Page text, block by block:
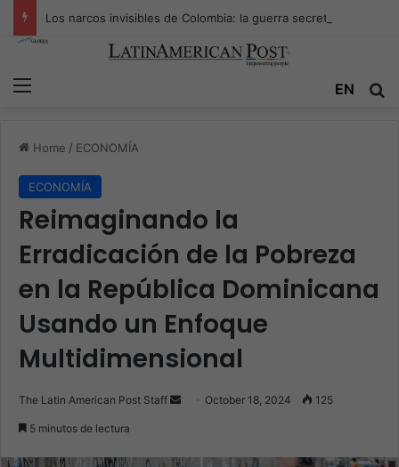
Menu EN
Home / ECONOMÍA
ECONOMÍA
Reimaginando la
Erradicación de la Pobreza
en la República Dominicana
Usando un Enfoque
Multidimensional
The Latin American Post Staff
Send October 18, 2024 125
5 minutos de lectura